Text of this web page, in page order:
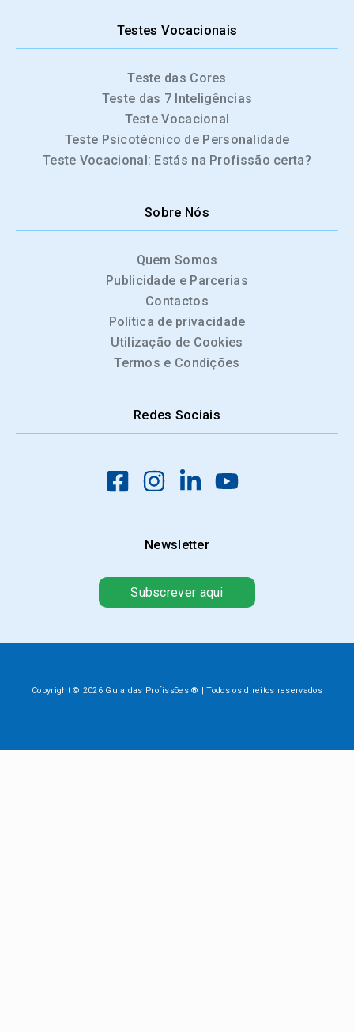
Testes Vocacionais
Teste das Cores
Teste das 7 Inteligências
Teste Vocacional
Teste Psicotécnico de Personalidade
Teste Vocacional: Estás na Profissão certa?
Sobre Nós
Quem Somos
Publicidade e Parcerias
Contactos
Política de privacidade
Utilização de Cookies
Termos e Condições
Redes Sociais
Newsletter
Subscrever aqui
Copyright © 2026 Guia das Profissões ® | Todos os direitos reservados